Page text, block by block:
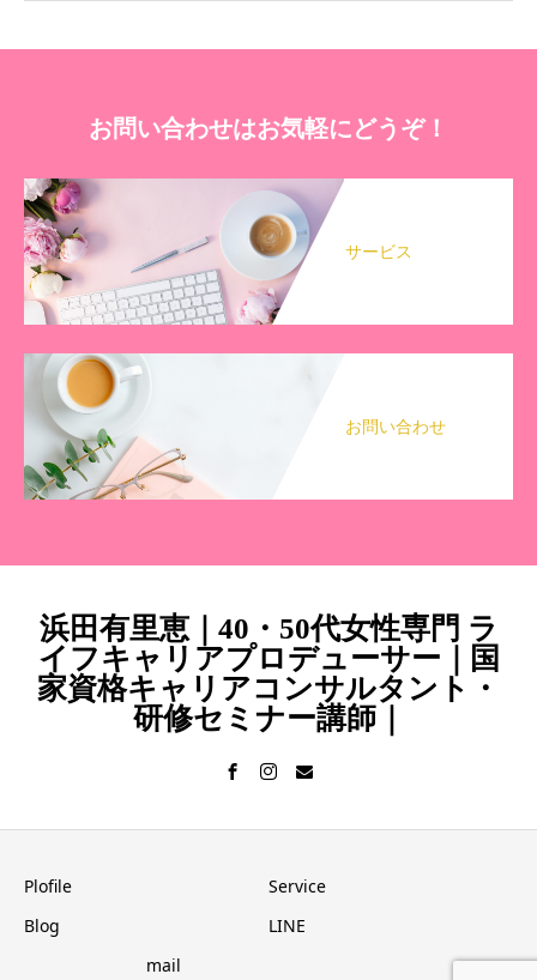
お問い合わせはお気軽にどうぞ！
サービス
お問い合わせ
浜田有里恵｜40・50代女性専門 ラ
イフキャリアプロデューサー｜国
家資格キャリアコンサルタント・
研修セミナー講師｜
Plofile
Service
Blog
LINE
mail